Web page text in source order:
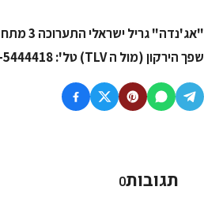
"אג'נדה" גריל ישראלי התערוכה 3 מתחם נמל תל אביב –
שפך הירקון (מול ה TLV) טל': 03-5444418
תגובות0